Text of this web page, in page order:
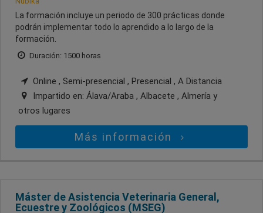
La formación incluye un periodo de 300 prácticas donde
podrán implementar todo lo aprendido a lo largo de la
formación.
Duración: 1500 horas
Online , Semi-presencial , Presencial , A Distancia
Impartido en: Álava/Araba , Albacete , Almería y
otros lugares
Más información
Máster de Asistencia Veterinaria General,
Ecuestre y Zoológicos (MSEG)